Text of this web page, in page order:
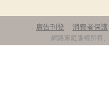
廣告刊登 消費者保護
網路家庭版權所有